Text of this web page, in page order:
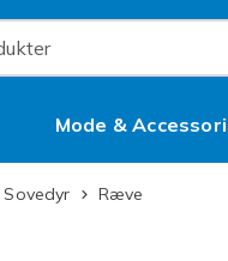
Mode &
Sovedyr Ræve